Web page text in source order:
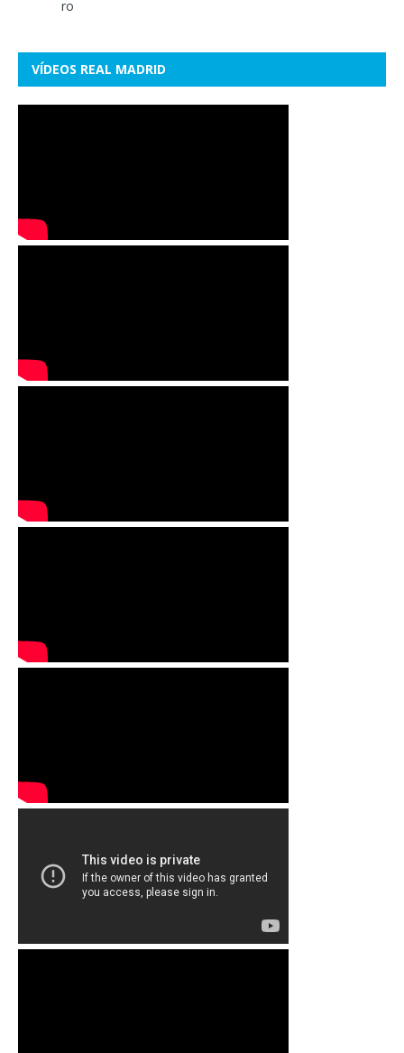
VÍDEOS REAL MADRID